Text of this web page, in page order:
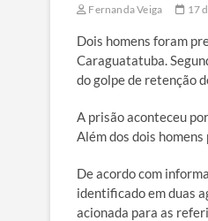
Fernanda Veiga 17
Dois homens foram
Caraguatatuba.
do golpe de retenção
A prisão aconteceu
Além dos dois
De acordo com
identificado em duas
acionada para as